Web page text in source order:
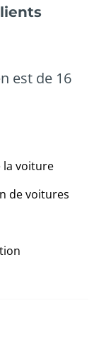
est de 16
la voiture
de voitures